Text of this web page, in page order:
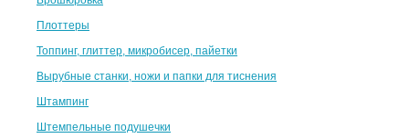
Плоттеры
Топпинг, глиттер, микробисер, пайетки
Вырубные станки, ножи и папки для тиснения
Штампинг
Штемпельные подушечки